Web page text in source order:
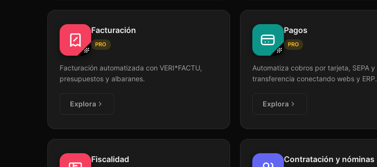
Facturación
PRO
Facturación automatizada con VERI*FACTU,
presupuestos y albaranes.
Explora
Pagos
PRO
Automatiza cobros por tarjeta, SEPA y
transferencia conectando webs y ERP.
Explora
Fiscalidad Contratación y nóminas